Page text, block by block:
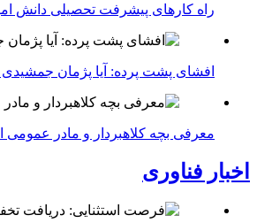
راه کارهای پیشرفت تحصیلی دانش
افشای پشت پرده: آیا پژمان جمشیدی
معرفی بچه کلاهبردار و مادر
اخبار فناوری